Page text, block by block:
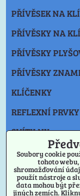
PŘÍVĚSEK NA
PŘÍVĚSKY NA
PŘÍVĚSKY
PŘÍVĚSKY
KLÍČENKY
REFLEXNÍ PRVKY
SVÍTILNY
NOŽE
OSTATNÍ
VÝPRODEJ
Soubory cookie
tohoto
shromažďování
použít nástroje a
data mohou být
jiných zemích.